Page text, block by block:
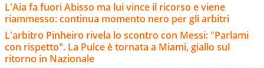
L'Aia fa fuori Abisso ma lui vince il ricorso e viene
riammesso: continua momento nero per gli arbitri
L'arbitro Pinheiro rivela lo scontro con Messi: "Parlami
con rispetto". La Pulce è tornata a Miami, giallo sul
ritorno in Nazionale